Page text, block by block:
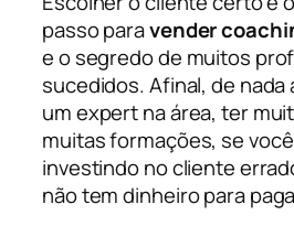
passo paravender
e o segredo de muitos
sucedidos. Afinal, de
um expert na área, ter
muitas formações, se
investindo no cliente
não tem dinheiro para